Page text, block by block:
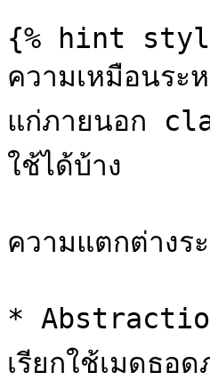
{% hint
ความเหมือนร
แก่ภายนอก
ใช้ได้บ้าง
ความแตกต่าง
*
เรียกใช้เมดธ